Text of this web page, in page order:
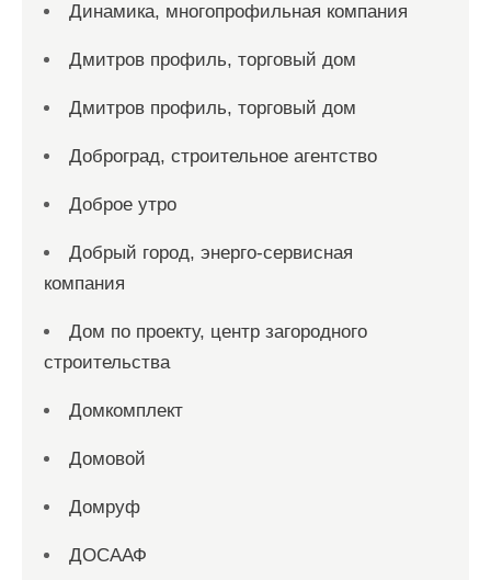
Динамика, многопрофильная компания
Дмитров профиль, торговый дом
Дмитров профиль, торговый дом
Доброград, строительное агентство
Доброе утро
Добрый город, энерго-сервисная
компания
Дом по проекту, центр загородного
строительства
Домкомплект
Домовой
Домруф
ДОСААФ